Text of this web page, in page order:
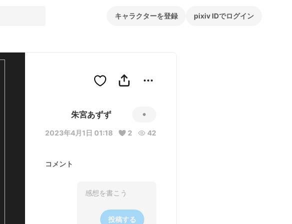
キャラクターを登録 pixiv IDでログイン
朱宮あずず
2023年4月1日 01:18 2 42
コメント
投稿する